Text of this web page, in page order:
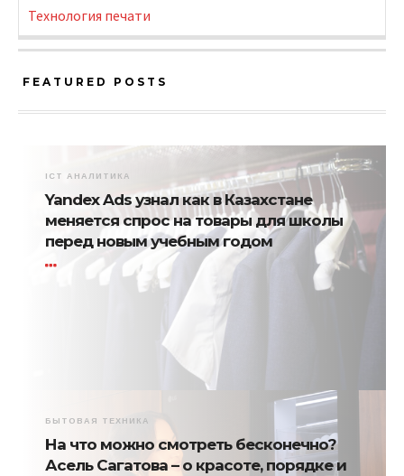
Технология печати
FEATURED POSTS
ICT АНАЛИТИКА
Yandex Ads узнал как в Казахстане
меняется спрос на товары для школы
перед новым учебным годом
БЫТОВАЯ ТЕХНИКА
На что можно смотреть бесконечно?
Асель Сагатова – о красоте, порядке и